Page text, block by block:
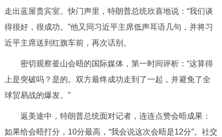
走出蓝屋贵宾室。快门声里，特朗普总统欣喜地说：“我们谈
得很好，很成功。”他又同习近平主席低声耳语几句，并将习
近平主席送到红旗车前，再次话别。
密切观察釜山会晤的国际媒体，第一时间评析：“这算得
上是突破吗？是的。双方最终成功走到了一起，并避免了全
球贸易战的爆发。”
返美途中，特朗普总统面对记者，连连点赞会晤成果：
如果给会晤打分，10分最高，“我会说这次会晤是12分”。社交